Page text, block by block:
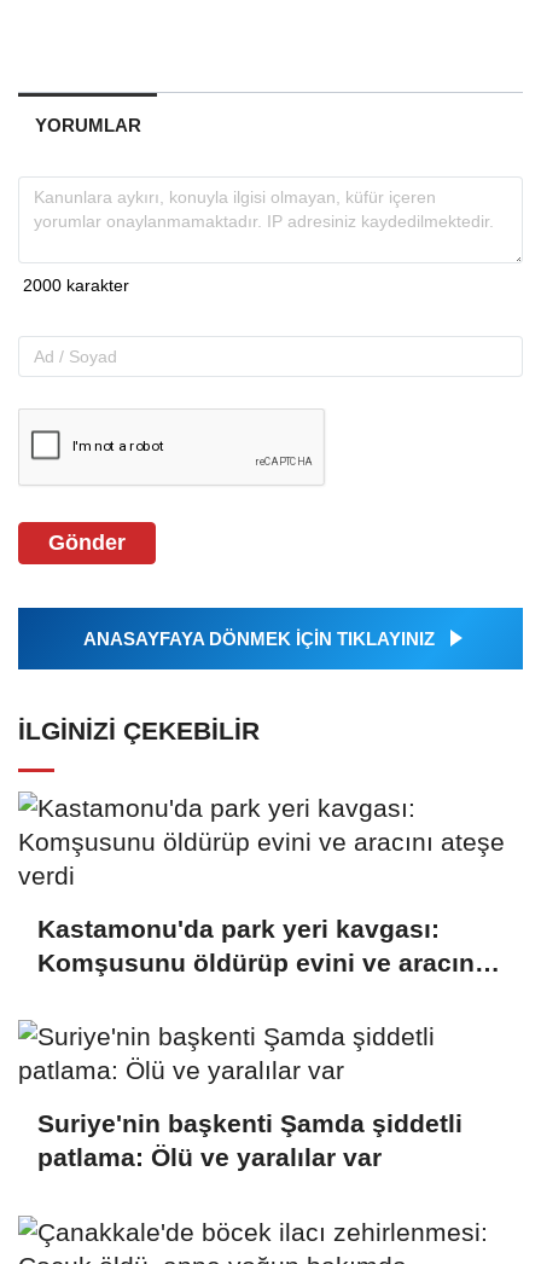
YORUMLAR
Gönder
ANASAYFAYA DÖNMEK İÇİN TIKLAYINIZ
İLGINIZI ÇEKEBILIR
Kastamonu'da park yeri kavgası:
Komşusunu öldürüp evini ve aracını
Suriye'nin başkenti Şamda şiddetli
patlama: Ölü ve yaralılar var